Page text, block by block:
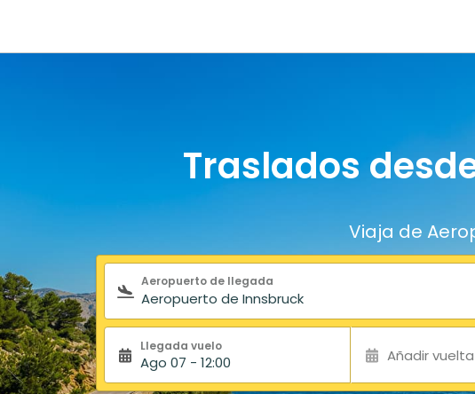
Traslados
Viaja de
Formulario de búsqueda
Aeropuerto de llegada
Llegada vuelo
Ago 07 - 12:00 Añadir vuelta